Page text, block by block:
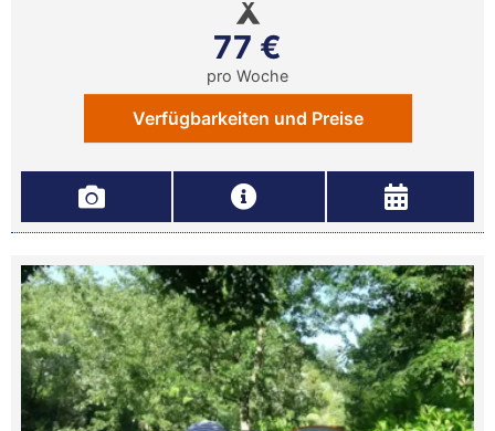
77 €
pro Woche
Verfügbarkeiten und Preise